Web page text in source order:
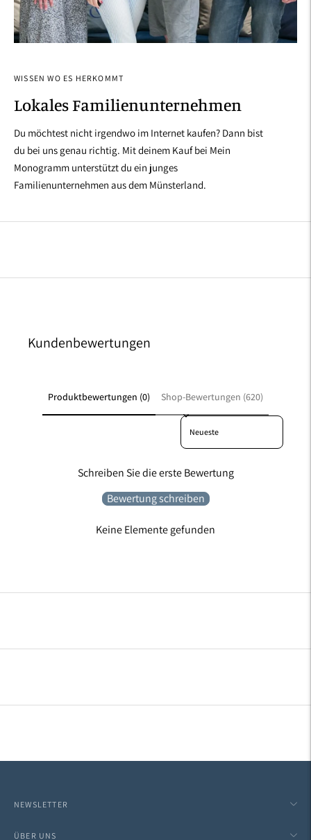
WISSEN WO ES HERKOMMT
Lokales Familienunternehmen
Du möchtest nicht irgendwo im Internet kaufen? Dann bist
du bei uns genau richtig. Mit deinem Kauf bei Mein
Monogramm unterstützt du ein junges
Familienunternehmen aus dem Münsterland.
Kundenbewertungen
Produktbewertungen (0) Shop-Bewertungen (620)
Sort reviews by
Schreiben Sie die erste Bewertung
Bewertung schreiben
Keine Elemente gefunden
NEWSLETTER
ÜBER UNS